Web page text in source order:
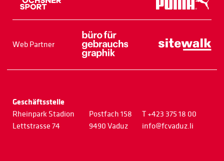
Web Partner
Geschäftsstelle
Rheinpark Stadion
Lettstrasse 74
Postfach 158
9490 Vaduz
T +423 375 18 00
info@fcvaduz.li